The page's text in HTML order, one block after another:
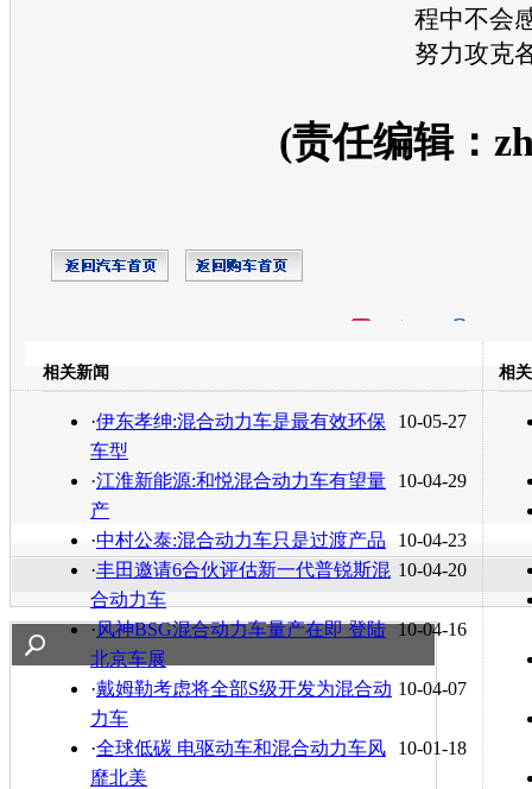
程中不会
努力攻克
(责任编辑：
转发至：
相关新闻
10-05-27
·伊东孝绅:混合动力车是最有效环保
车型
10-04-29
·江淮新能源:和悦混合动力车有望量
产
10-04-23
·中村公泰:混合动力车只是过渡产品
10-04-20
·丰田邀请6合伙评估新一代普锐斯混
合动力车
10-04-16
·风神BSG混合动力车量产在即 登陆
北京车展
10-04-07
·戴姆勒考虑将全部S级开发为混合动
力车
10-01-18
·全球低碳 电驱动车和混合动力车风
靡北美
相